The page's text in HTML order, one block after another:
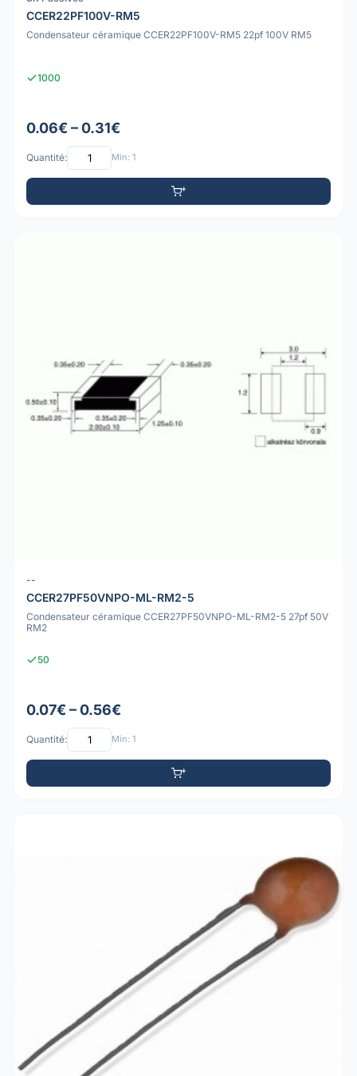
CCER22PF100V-RM5
Condensateur céramique CCER22PF100V-RM5 22pf 100V RM5
1000
0.06€ – 0.31€
Quantité: Min: 1
--
CCER27PF50VNPO-ML-RM2-5
Condensateur céramique CCER27PF50VNPO-ML-RM2-5 27pf 50V
RM2
50
0.07€ – 0.56€
Quantité: Min: 1